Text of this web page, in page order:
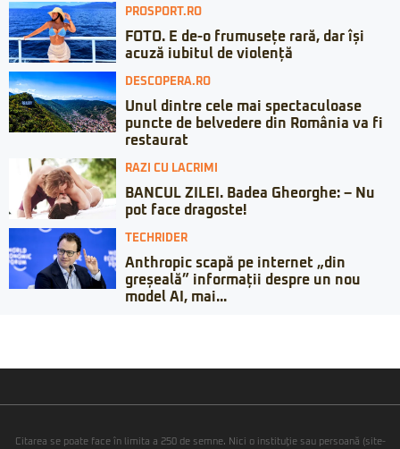
PROSPORT.RO
FOTO. E de-o frumusețe rară, dar își
acuză iubitul de violență
DESCOPERA.RO
Unul dintre cele mai spectaculoase
puncte de belvedere din România va fi
restaurat
RAZI CU LACRIMI
BANCUL ZILEI. Badea Gheorghe: – Nu
pot face dragoste!
TECHRIDER
Anthropic scapă pe internet „din
greșeală” informații despre un nou
model AI, mai...
Citarea se poate face în limita a 250 de semne. Nici o instituţie sau persoană (site-